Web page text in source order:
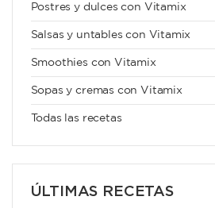
Postres y dulces con Vitamix
Salsas y untables con Vitamix
Smoothies con Vitamix
Sopas y cremas con Vitamix
Todas las recetas
ÚLTIMAS RECETAS